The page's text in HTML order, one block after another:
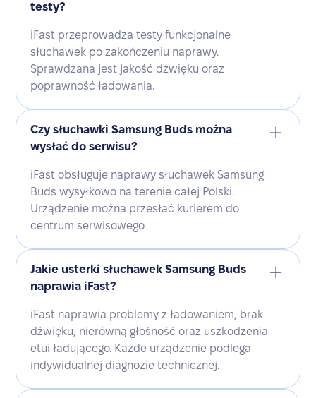
testy?
iFast przeprowadza testy funkcjonalne
słuchawek po zakończeniu naprawy.
Sprawdzana jest jakość dźwięku oraz
poprawność ładowania.
Czy słuchawki Samsung Buds można
wysłać do serwisu?
iFast obsługuje naprawy słuchawek Samsung
Buds wysyłkowo na terenie całej Polski.
Urządzenie można przesłać kurierem do
centrum serwisowego.
Jakie usterki słuchawek Samsung Buds
naprawia iFast?
iFast naprawia problemy z ładowaniem, brak
dźwięku, nierówną głośność oraz uszkodzenia
etui ładującego. Każde urządzenie podlega
indywidualnej diagnozie technicznej.